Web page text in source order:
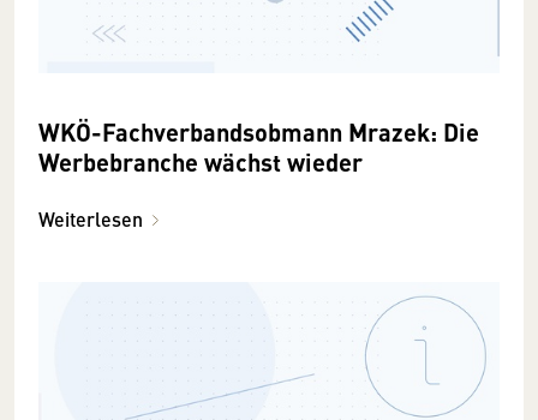
WKÖ-Fachverbandsobmann Mrazek: Die
Werbebranche wächst wieder
Weiterlesen